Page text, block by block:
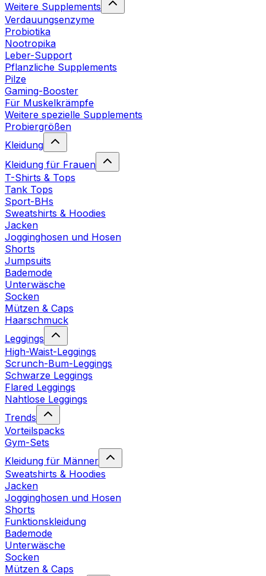
Weitere Supplements
Verdauungsenzyme
Probiotika
Nootropika
Leber-Support
Pflanzliche Supplements
Pilze
Gaming-Booster
Für Muskelkrämpfe
Weitere spezielle Supplements
Probiergrößen
Kleidung
Kleidung für Frauen
T-Shirts & Tops
Tank Tops
Sport-BHs
Sweatshirts & Hoodies
Jacken
Jogginghosen und Hosen
Shorts
Jumpsuits
Bademode
Unterwäsche
Socken
Mützen & Caps
Haarschmuck
Leggings
High-Waist-Leggings
Scrunch-Bum-Leggings
Schwarze Leggings
Flared Leggings
Nahtlose Leggings
Trends
Vorteilspacks
Gym-Sets
Kleidung für Männer
Sweatshirts & Hoodies
Jacken
Jogginghosen und Hosen
Shorts
Funktionskleidung
Bademode
Unterwäsche
Socken
Mützen & Caps